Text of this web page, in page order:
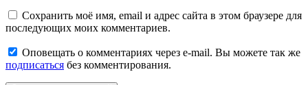
Сохранить моё имя, email и адрес сайта в этом браузере для
последующих моих комментариев.
Оповещать о комментариях через e-mail. Вы можете так же
подписаться без комментирования.